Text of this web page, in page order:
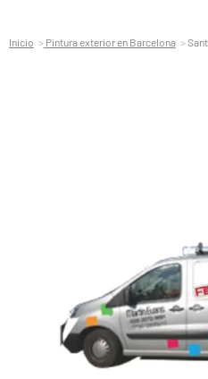
Inicio Pintura exterior en Barcelona